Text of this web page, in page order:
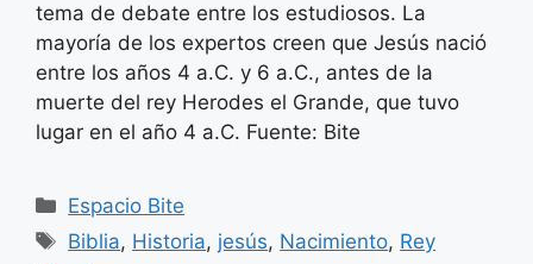
tema de debate entre los estudiosos. La
mayoría de los expertos creen que Jesús nació
entre los años 4 a.C. y 6 a.C., antes de la
muerte del rey Herodes el Grande, que tuvo
lugar en el año 4 a.C. Fuente: Bite
Categorías
Espacio Bite
Etiquetas
Biblia, Historia, jesús, Nacimiento, Rey